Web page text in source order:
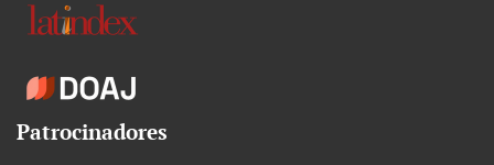
Patrocinadores